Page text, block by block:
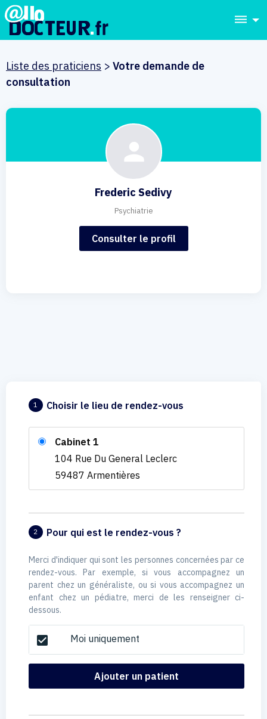
dehaze
Liste des praticiens > Votre demande de
consultation
Frederic Sedivy
Psychiatrie
Consulter le profil
1 Choisir le lieu de rendez-vous
Cabinet 1
104 Rue Du General Leclerc
59487 Armentières
2 Pour qui est le rendez-vous ?
Merci d'indiquer qui sont les personnes concernées par ce
rendez-vous. Par exemple, si vous accompagnez un
parent chez un généraliste, ou si vous accompagnez un
enfant chez un pédiatre, merci de les renseigner ci-
dessous.
check_box Moi uniquement
Ajouter un patient